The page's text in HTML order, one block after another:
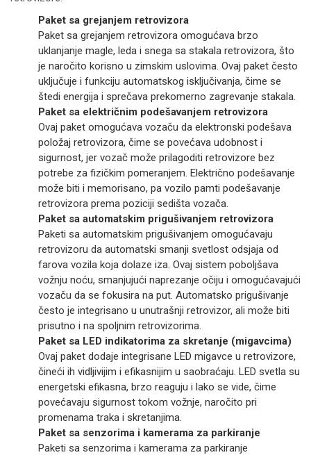
Paket sa grejanjem retrovizora
Paket sa grejanjem retrovizora omogućava brzo
uklanjanje magle, leda i snega sa stakala retrovizora, što
je naročito korisno u zimskim uslovima. Ovaj paket često
uključuje i funkciju automatskog isključivanja, čime se
štedi energija i sprečava prekomerno zagrevanje stakala.
Paket sa električnim podešavanjem retrovizora
Ovaj paket omogućava vozaču da elektronski podešava
položaj retrovizora, čime se povećava udobnost i
sigurnost, jer vozač može prilagoditi retrovizore bez
potrebe za fizičkim pomeranjem. Električno podešavanje
može biti i memorisano, pa vozilo pamti podešavanje
retrovizora prema poziciji sedišta vozača.
Paket sa automatskim prigušivanjem retrovizora
Paketi sa automatskim prigušivanjem omogućavaju
retrovizoru da automatski smanji svetlost odsjaja od
farova vozila koja dolaze iza. Ovaj sistem poboljšava
vožnju noću, smanjujući naprezanje očiju i omogućavajući
vozaču da se fokusira na put. Automatsko prigušivanje
često je integrisano u unutrašnji retrovizor, ali može biti
prisutno i na spoljnim retrovizorima.
Paket sa LED indikatorima za skretanje (migavcima)
Ovaj paket dodaje integrisane LED migavce u retrovizore,
čineći ih vidljivijim i efikasnijim u saobraćaju. LED svetla su
energetski efikasna, brzo reaguju i lako se vide, čime
povećavaju sigurnost tokom vožnje, naročito pri
promenama traka i skretanjima.
Paket sa senzorima i kamerama za parkiranje
Paketi sa senzorima i kamerama za parkiranje